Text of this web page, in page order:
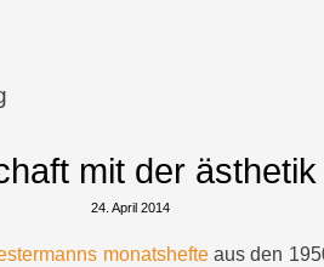
mit der
24. April 2014
monatshefteaus den